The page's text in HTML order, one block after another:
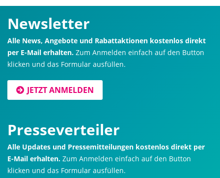
Newsletter
Alle News, Angebote und Rabattaktionen kostenlos direkt
per E-Mail erhalten. Zum Anmelden einfach auf den Button
klicken und das Formular ausfüllen.
JETZT ANMELDEN
Presseverteiler
Alle Updates und Pressemitteilungen kostenlos direkt per
E-Mail erhalten. Zum Anmelden einfach auf den Button
klicken und das Formular ausfüllen.